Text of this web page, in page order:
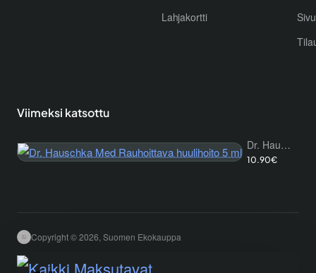
Lahjakortti
Viimeksi katsottu
Dr. Hauschka Med Rauhoittava huulihoito 5 ml
10.90€
Copyright © 2026, Suomen Ekokauppa